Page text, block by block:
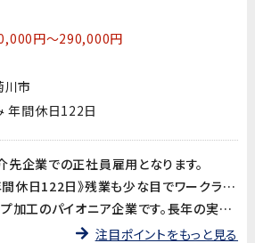
円～290,000円
川市
年間休日122日
先企業での正社員雇用となります。
《大型連休あり×年間休日122日》残業も少な目でワークライフバランスも取り易い♪
創業60年以上!パイプ加工のパイオニア企業です。長年の実績の基、長期的な就業が見込めます。
注目ポイントをもっと見る